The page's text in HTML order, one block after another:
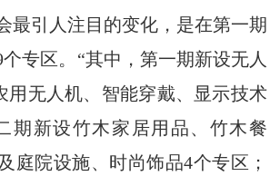
引人注目的变化，是在第一期
专区。“其中，第一期新设无人
用无人机、智能穿戴、显示技术
期新设竹木家居用品、竹木餐
庭院设施、时尚饰品4个专区；